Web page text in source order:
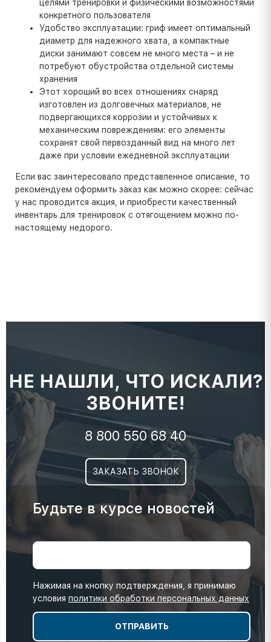
целями тренировки и физическими возможностями
конкретного пользователя
Удобство эксплуатации: гриф имеет оптимальный
диаметр для надежного хвата, а компактные
диски занимают совсем не много места – и не
потребуют обустройства отдельной системы
хранения
Этот хороший во всех отношениях снаряд
изготовлен из долговечных материалов, не
подвергающихся коррозии и устойчивых к
механическим повреждениям: его элементы
сохранят свой первозданный вид на много лет
даже при условии ежедневной эксплуатации
Если вас заинтересовало представленное описание, то
рекомендуем оформить заказ как можно скорее: сейчас
у нас проводится акция, и приобрести качественный
инвентарь для тренировок с отягощением можно по-
настоящему недорого.
НЕ НАШЛИ, ЧТО ИСКАЛИ?
ЗВОНИТЕ!
8 800 550 68 40
ЗАКАЗАТЬ ЗВОНОК
Будьте в курсе новостей
Нажимая на кнопку подтверждения, я принимаю
условия политики обработки персональных данных